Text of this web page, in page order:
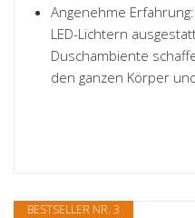
Angenehme
LED-Lichtern
Duschambiente
den ganzen Körper
BESTSELLER NR. 3